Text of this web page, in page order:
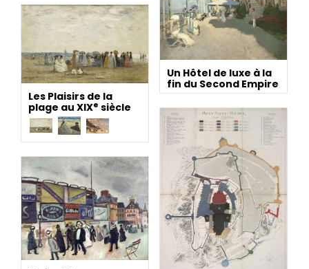
Un Hôtel de luxe à la
fin du Second Empire
Les Plaisirs de la
plage au XIXe siècle